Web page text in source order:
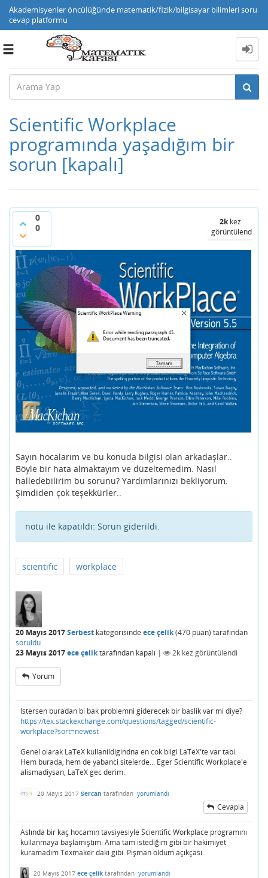
Akademisyenler öncülüğünde matematik/fizik/bilgisayar bilimleri soru
cevap platformu
Toggle
Scientific Workplace
programında yaşadığım bir
sorun [kapalı]
0
0
2kkez
görüntülendi
Sayın hocalarım ve bu konuda bilgisi olan arkadaşlar..
Böyle bir hata almaktayım ve düzeltemedim. Nasıl
halledebilirim bu sorunu? Yardımlarınızı bekliyorum.
Şimdiden çok teşekkürler..
notu ile kapatıldı: Sorun giderildi.
scientific workplace
20 Mayıs 2017Serbest kategorisinde ece çelik(470 puan) tarafından
soruldu
23 Mayıs 2017ece çeliktarafından kapalı | 2k kez görüntülendi
Yorum
Istersen buradan bi bak problemni giderecek bir baslik var mi diye?
https://tex.stackexchange.com/questions/tagged/scientific-
workplace?sort=newest
Genel olarak LaTeX kullanildigindna en cok bilgi LaTeX'te var tabi.
Hem burada, hem de yabanci sitelerde... Eger Scientific Workplace'e
alismadiysan, LaTeX gec derim.
20 Mayıs 2017 Sercan tarafından yorumlandı
Cevapla
Aslında bir kaç hocamın tavsiyesiyle Scientific Workplace programını
kullanmaya başlamıştım. Ama tam istediğim gibi bir hakimiyet
kuramadım Texmaker daki gibi. Pişman oldum açıkçası.
20 Mayıs 2017 ece çelik tarafından yorumlandı